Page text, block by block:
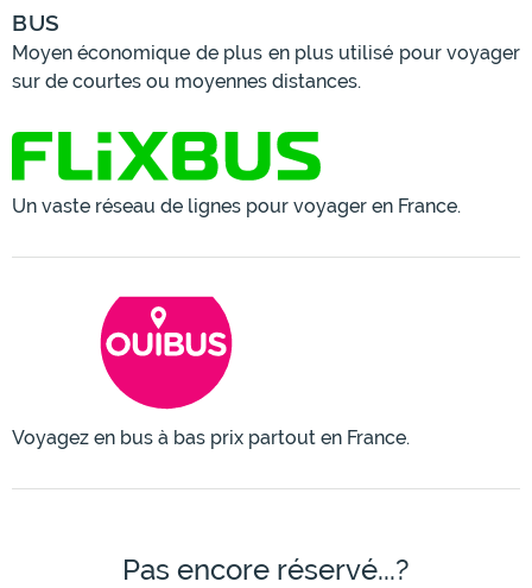
BUS
Moyen économique de plus en plus utilisé pour voyager
sur de courtes ou moyennes distances.
Un vaste réseau de lignes pour voyager en France.
Voyagez en bus à bas prix partout en France.
Pas encore réservé...?